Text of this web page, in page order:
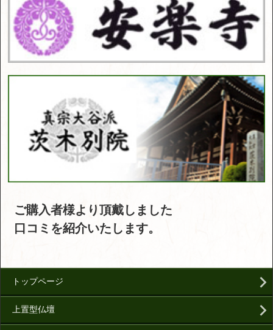
ご購入者様より頂戴しました
口コミを紹介いたします。
トップページ
上置型仏壇